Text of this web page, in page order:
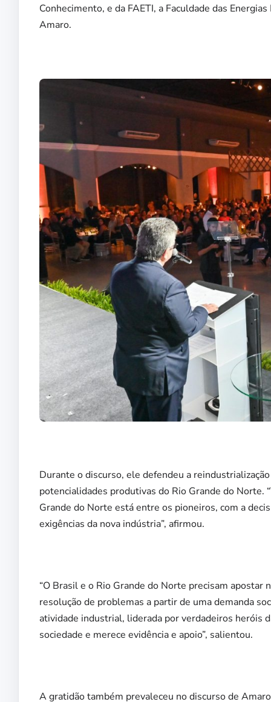
Conhecimento, e da FAETI, a Faculdade das
Amaro.
Durante o discurso, ele defendeu a
potencialidades produtivas do Rio Grande do Norte.
Grande do Norte está entre os pioneiros, com a
exigências da nova indústria”, afirmou.
“O Brasil e o Rio Grande do Norte precisam apostar
resolução de problemas a partir de uma demanda
atividade industrial, liderada por verdadeiros heróis
sociedade e merece evidência e apoio”, salientou.
A gratidão também prevaleceu no discurso de